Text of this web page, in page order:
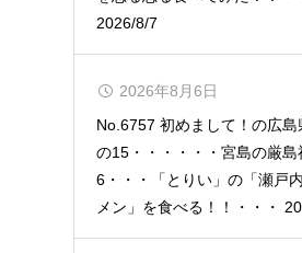
2026/8/7
No.6757 初めまして！の広島
の15・・・・・・宮島の厳島
6・・・「とりい」の「瀬戸
メン」を食べる！！・・・
2026年8月6日